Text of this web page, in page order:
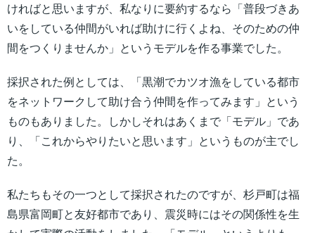
ければと思いますが、私なりに要約するなら「普段づきあ
いをしている仲間がいれば助けに行くよね、そのための仲
間をつくりませんか」というモデルを作る事業でした。
採択された例としては、「黒潮でカツオ漁をしている都市
をネットワークして助け合う仲間を作ってみます」という
ものもありました。しかしそれはあくまで「モデル」であ
り、「これからやりたいと思います」というものが主でし
た。
私たちもその一つとして採択されたのですが、杉戸町は福
島県富岡町と友好都市であり、震災時にはその関係性を生